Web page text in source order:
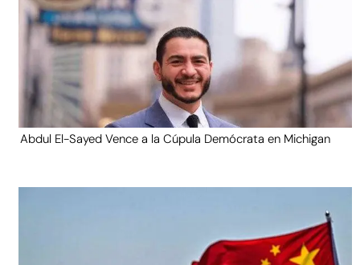
Abdul El-Sayed Vence a la Cúpula Demócrata en Michigan